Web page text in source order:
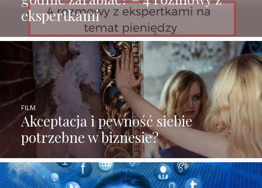
ekspertkami
Akceptacja i pewność siebie
potrzebne w biznesie?
FILM